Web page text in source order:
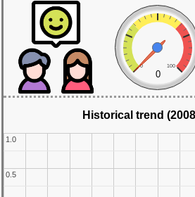
0 100
0
Historical trend
0.5
0.5
1.0
1.0